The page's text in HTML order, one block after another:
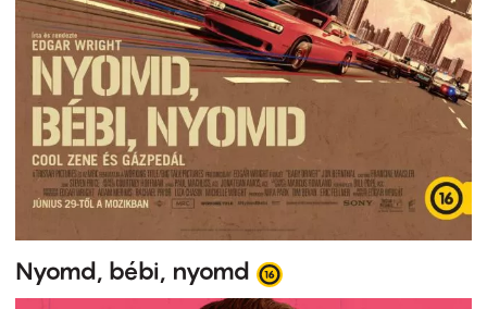
Nyomd, bébi, nyomd